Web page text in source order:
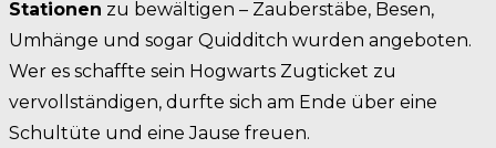
Stationen zu bewältigen – Zauberstäbe, Besen,
Umhänge und sogar Quidditch wurden angeboten.
Wer es schaffte sein Hogwarts Zugticket zu
vervollständigen, durfte sich am Ende über eine
Schultüte und eine Jause freuen.